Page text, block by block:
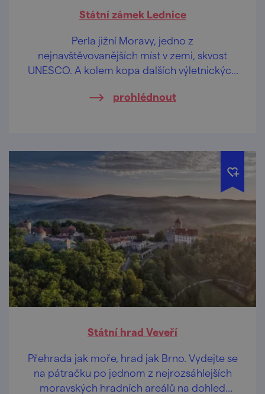
Státní zámek Lednice
Perla jižní Moravy, jedno z
nejnavštěvovanějších míst v zemi, skvost
UNESCO. A kolem kopa dalších výletnických
prohlédnout
Státní hrad Veveří
Přehrada jak moře, hrad jak Brno. Vydejte se
na pátračku po jednom z nejrozsáhlejších
moravských hradních areálů na dohled